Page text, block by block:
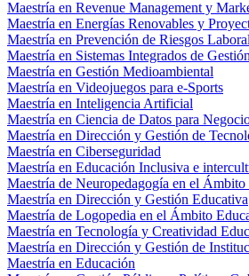
Maestría en Revenue Management y
Maestría en Energías Renovables y
Maestría en Prevención de Riesgos
Maestría en Sistemas Integrados de Gestión
Maestría en Gestión Medioambiental
Maestría en Videojuegos para e-Sports
Maestría en Inteligencia Artificial
Maestría en Ciencia de Datos para
Maestría en Dirección y Gestión de
Maestría en Ciberseguridad
Maestría en Educación Inclusiva e
Maestría de Neuropedagogía en el
Maestría en Dirección y Gestión Educativa
Maestría de Logopedia en el Ámbito
Maestría en Tecnología y Creatividad
Maestría en Dirección y Gestión de
Maestría en Educación